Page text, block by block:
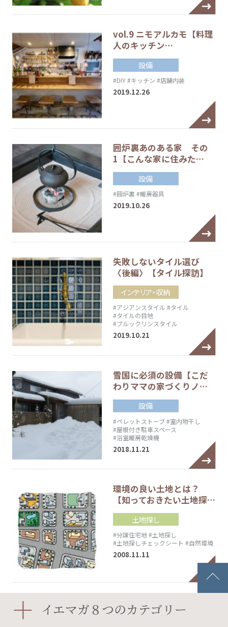
vol.9 ニモアルカモ【料理
人のキッチン…
設備
#DIY#キッチン #店舗内装
2019.12.26
囲炉裏あのある家 その
1【こんな家に住みた…
設備
#囲炉裏 #暖房器具
2019.10.26
失敗しないタイル選び
〈後編〉【タイル探訪】
インテリア・収納
#アジアンスタイル #タイル
#タイルの目地
#ブルックリンスタイル
2019.10.21
雪国に必須の設備【こだ
わりママの家づくりノ…
設備
#ペレットストーブ#室内物干し
#屋根付き駐車スペース
#浴室暖房乾燥機
2018.11.21
環境の良い土地とは？
【知っておきたい土地探…
土地探し
#分譲住宅地#土地探し
#土地探しチェックシート #自然環境
2008.11.11
夢のガレージライフを叶
えた家【マイホームへ…
イエマガ８つのカテゴリー